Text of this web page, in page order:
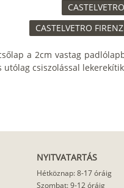
CASTELVETRO
a 2cm vastag
utólag csiszolással
NYITVATARTÁS
Hétköznap: 8-17 óráig
Szombat: 9-12 óráig